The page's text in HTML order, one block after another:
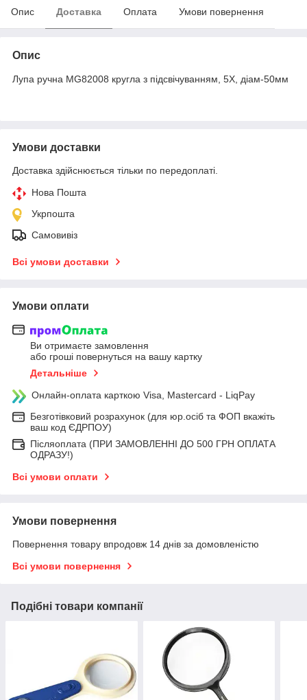
Опис Доставка Оплата Умови повернення
Опис
Лупа ручна MG82008 кругла з підсвічуванням, 5Х, діам-50мм
Умови доставки
Доставка здійснюється тільки по передоплаті.
Нова Пошта
Укрпошта
Самовивіз
Всі умови доставки
Умови оплати
Ви отримаєте замовлення
або гроші повернуться на вашу картку
Детальніше
Онлайн-оплата карткою Visa, Mastercard - LiqPay
Безготівковий розрахунок (для юр.осіб та ФОП вкажіть
ваш код ЄДРПОУ)
Післяоплата (ПРИ ЗАМОВЛЕННІ ДО 500 ГРН ОПЛАТА
ОДРАЗУ!)
Всі умови оплати
Умови повернення
Повернення товару впродовж 14 днів за домовленістю
Всі умови повернення
Подібні товари компанії